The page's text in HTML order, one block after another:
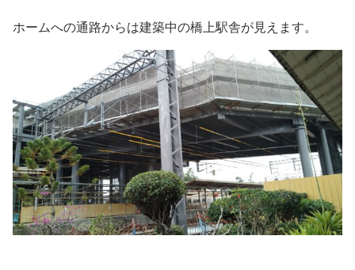
ホームへの通路からは建築中の橋上駅舎が見えます。